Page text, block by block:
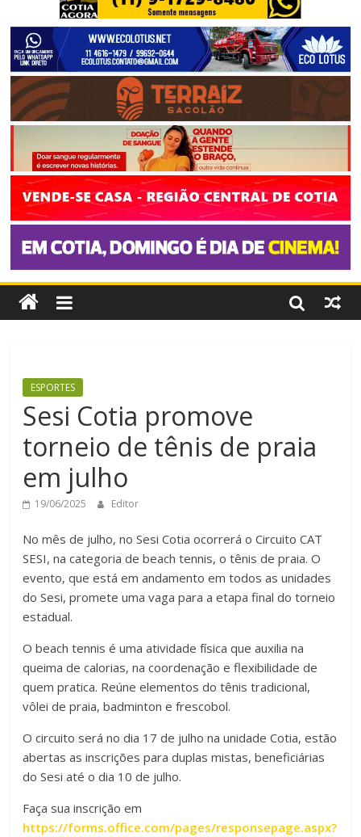
ESPORTES
Sesi Cotia promove
torneio de tênis de praia
em julho
19/06/2025 Editor
No mês de julho, no Sesi Cotia ocorrerá o Circuito CAT
SESI, na categoria de beach tennis, o tênis de praia. O
evento, que está em andamento em todos as unidades
do Sesi, promete uma vaga para a etapa final do torneio
estadual.
O beach tennis é uma atividade física que auxilia na
queima de calorias, na coordenação e flexibilidade de
quem pratica. Reúne elementos do tênis tradicional,
vôlei de praia, badminton e frescobol.
O circuito será no dia 17 de julho na unidade Cotia, estão
abertas as inscrições para duplas mistas, beneficiárias
do Sesi até o dia 10 de julho.
Faça sua inscrição em
https://forms.office.com/pages/responsepage.aspx?